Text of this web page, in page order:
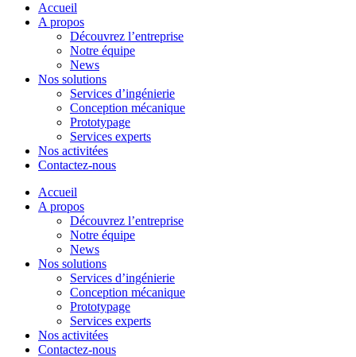
Accueil
A propos
Découvrez l’entreprise
Notre équipe
News
Nos solutions
Services d’ingénierie
Conception mécanique
Prototypage
Services experts
Nos activitées
Contactez-nous
Accueil
A propos
Découvrez l’entreprise
Notre équipe
News
Nos solutions
Services d’ingénierie
Conception mécanique
Prototypage
Services experts
Nos activitées
Contactez-nous